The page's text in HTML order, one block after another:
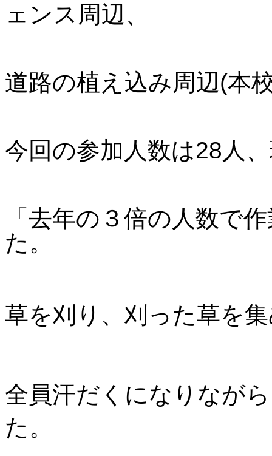
ェンス周辺、
道路の植え込み周辺(本
今回の参加人数は28人
「去年の３倍の人数で
た。
草を刈り、刈った草を
全員汗だくになりながら
た。